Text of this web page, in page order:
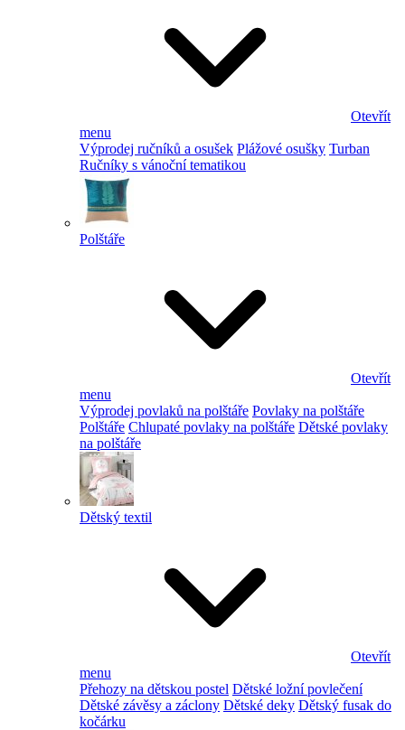
Otevřít
menu
Výprodej ručníků a osušek Plážové osušky Turban
Ručníky s vánoční tematikou
Polštáře
Otevřít
menu
Výprodej povlaků na polštáře Povlaky na polštáře
Polštáře Chlupaté povlaky na polštáře Dětské povlaky
na polštáře
Dětský textil
Otevřít
menu
Přehozy na dětskou postel Dětské ložní povlečení
Dětské závěsy a záclony Dětské deky Dětský fusak do
kočárku